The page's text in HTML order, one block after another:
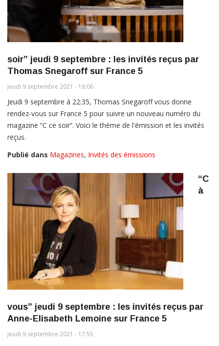
soir” jeudi 9 septembre : les invités reçus par
Thomas Snegaroff sur France 5
jeudi 9 septembre 2021 - 18:06
Jeudi 9 septembre à 22:35, Thomas Snegaroff vous donne
rendez-vous sur France 5 pour suivre un nouveau numéro du
magazine “C ce soir”. Voici le thème de l'émission et les invités
reçus.
Publié dans Magazines, Invités des émissions
“C
à
vous” jeudi 9 septembre : les invités reçus par
Anne-Elisabeth Lemoine sur France 5
jeudi 9 septembre 2021 - 17:55